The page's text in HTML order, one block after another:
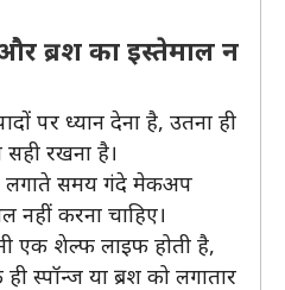
ब्रश का इस्तेमाल न
पर ध्यान देना है, उतना ही
रखना है।
लगाते समय गंदे मेकअप
नहीं करना चाहिए।
एक शेल्फ लाइफ होती है,
स्पॉन्ज या ब्रश को लगातार